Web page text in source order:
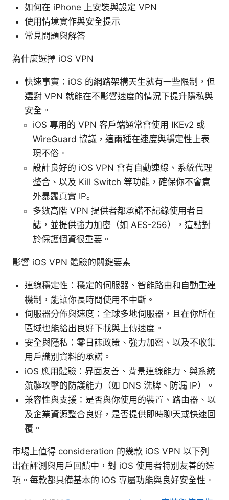
如何在 iPhone 上安裝與設定 VPN
使用情境實作與安全提示
常見問題與解答
為什麼選擇 iOS VPN
快速事實：iOS 的網路架構天生就有一些限制，但
選對 VPN 就能在不影響速度的情況下提升隱私與
安全。
iOS 專用的 VPN 客戶端通常會使用 IKEv2 或
WireGuard 協議，這兩種在速度與穩定性上表
現不俗。
設計良好的 iOS VPN 會有自動連線、系統代理
整合、以及 Kill Switch 等功能，確保你不會意
外暴露真實 IP。
多數高階 VPN 提供者都承諾不記錄使用者日
誌，並提供強力加密（如 AES-256），這點對
於保護個資很重要。
影響 iOS VPN 體驗的關鍵要素
連線穩定性：穩定的伺服器、智能路由和自動重連
機制，能讓你長時間使用不中斷。
伺服器分佈與速度：全球多地伺服器，且在你所在
區域也能給出良好下載與上傳速度。
安全與隱私：零日誌政策、強力加密、以及不收集
用戶識別資料的承諾。
iOS 應用體驗：界面友善、背景連線能力、與系統
骯髒攻擊的防護能力（如 DNS 洗牌、防漏 IP）。
兼容性與支援：是否與你使用的裝置、路由器、以
及企業資源整合良好，是否提供即時聊天或快速回
覆。
市場上值得 consideration 的幾款 iOS VPN 以下列
出在評測與用戶回饋中，對 iOS 使用者特別友善的選
項。每款都具備基本的 iOS 專屬功能與良好安全性。